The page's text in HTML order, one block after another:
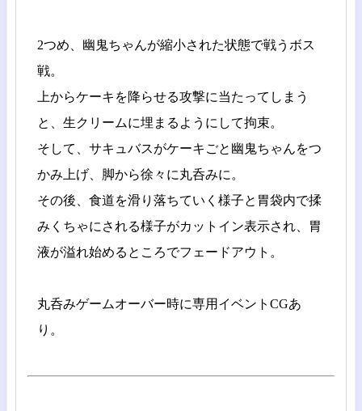
2つめ、幽鬼ちゃんが縮小された状態で戦うボス
戦。
上からケーキを降らせる攻撃に当たってしまう
と、生クリームに埋まるようにして拘束。
そして、サキュバスがケーキごと幽鬼ちゃんをつ
かみ上げ、脚から徐々に丸呑みに。
その後、食道を滑り落ちていく様子と胃袋内で揉
みくちゃにされる様子がカットイン表示され、胃
液が溢れ始めるところでフェードアウト。
丸呑みゲームオーバー時に専用イベントCGあ
り。